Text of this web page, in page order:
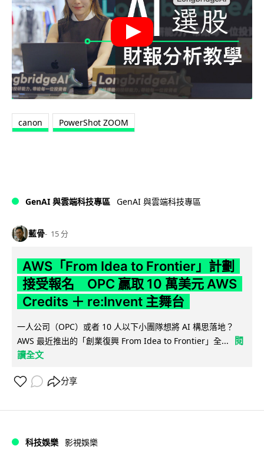
canon PowerShot ZOOM
GenAI 與雲端科技專區 GenAI 與雲端科技專區
藍骨 15 分
AWS「From Idea to Frontier」計劃
接受報名 OPC 贏取 10 萬美元 AWS
Credits ＋ re:Invent 主舞台
一人公司（OPC）或者 10 人以下小團隊想將 AI 構思落地？
AWS 最近推出的「創業復興 From Idea to Frontier」全...
閱
讀全文
分享
科技娛樂 影視娛樂